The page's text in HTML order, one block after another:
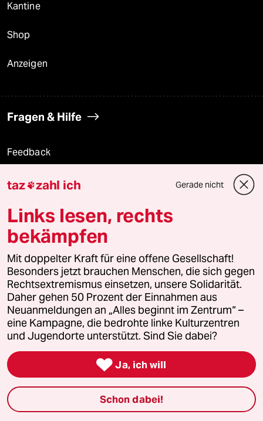
Kantine
Shop
Anzeigen
Fragen & Hilfe
Feedback
Aboservice
ePaper Login
Downloads für Abonnierende
© 2026 taz Verlags und Vertriebs GmbH
Alle Rechte vorbehalten. Bei rechtlichen Fragen oder für Genehmigungen
wenden Sie sich bitte an lizenzen@taz.de
Leitlinie Informant Datenschutz Impressum AGB
Seitenwende Einwilligungen widerrufen (Ads)
taz zahl ich Gerade nicht
Links lesen, rechts
bekämpfen
Mit doppelter Kraft für eine offene Gesellschaft!
Besonders jetzt brauchen Menschen, die sich gegen
Rechtsextremismus einsetzen, unsere Solidarität.
Daher gehen 50 Prozent der Einnahmen aus
Neuanmeldungen an „Alles beginnt im Zentrum“ –
eine Kampagne, die bedrohte linke Kulturzentren
und Jugendorte unterstützt. Sind Sie dabei?
 Ja, ich will
Schon dabei!